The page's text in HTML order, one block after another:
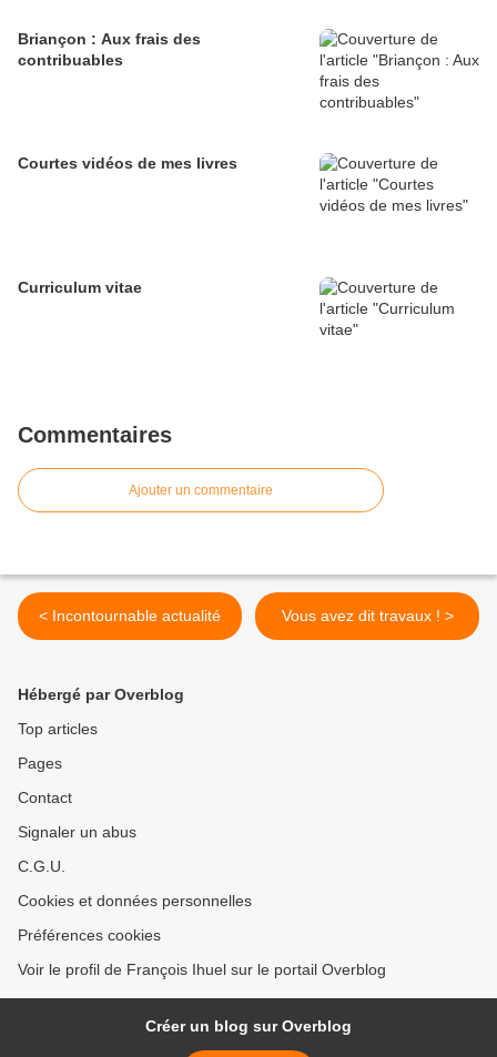
Briançon : Aux frais des
contribuables
Courtes vidéos de mes livres
Curriculum vitae
Commentaires
Ajouter un commentaire
< Incontournable actualité Vous avez dit travaux ! >
Hébergé par Overblog
Top articles
Pages
Contact
Signaler un abus
C.G.U.
Cookies et données personnelles
Préférences cookies
Voir le profil de François Ihuel sur le portail Overblog
Créer un blog sur Overblog